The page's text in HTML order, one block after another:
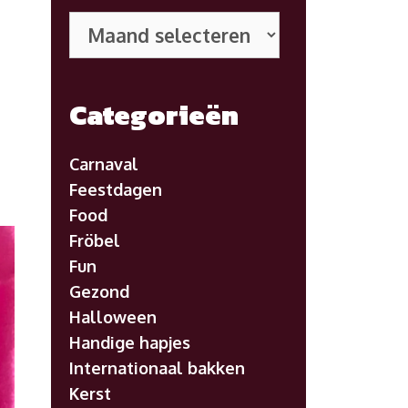
posts
Categorieën
Carnaval
Feestdagen
Food
Fröbel
Fun
Gezond
Halloween
Handige hapjes
Internationaal bakken
Kerst